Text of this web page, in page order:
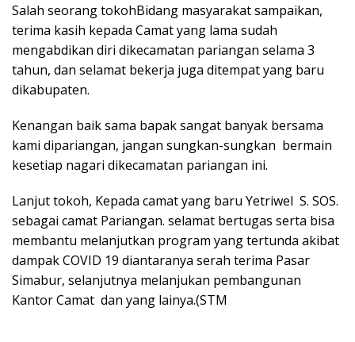
Salah seorang tokohBidang masyarakat sampaikan,
terima kasih kepada Camat yang lama sudah
mengabdikan diri dikecamatan pariangan selama 3
tahun, dan selamat bekerja juga ditempat yang baru
dikabupaten.
Kenangan baik sama bapak sangat banyak bersama
kami dipariangan, jangan sungkan-sungkan bermain
kesetiap nagari dikecamatan pariangan ini.
Lanjut tokoh, Kepada camat yang baru Yetriwel S. SOS.
sebagai camat Pariangan. selamat bertugas serta bisa
membantu melanjutkan program yang tertunda akibat
dampak COVID 19 diantaranya serah terima Pasar
Simabur, selanjutnya melanjukan pembangunan
Kantor Camat dan yang lainya.(STM